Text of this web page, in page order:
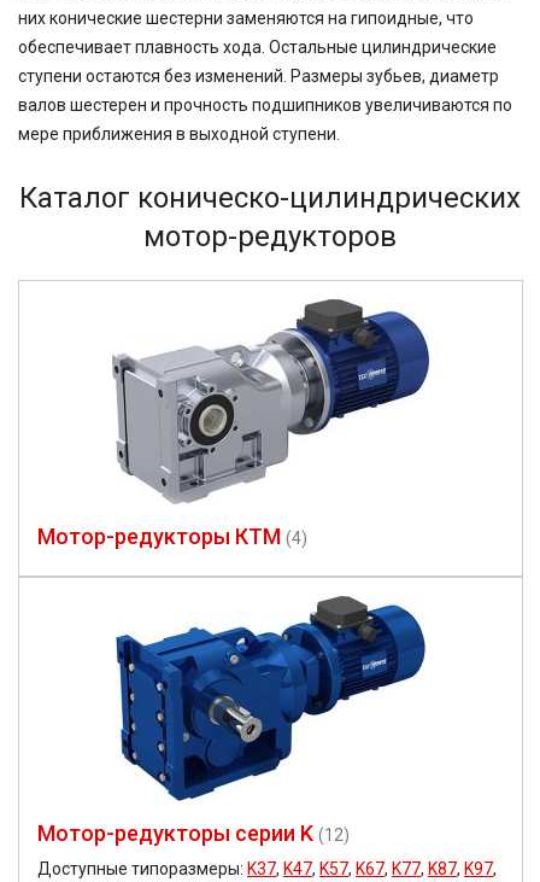
них конические шестерни заменяются на гипоидные, что
обеспечивает плавность хода. Остальные цилиндрические
ступени остаются без изменений. Размеры зубьев, диаметр
валов шестерен и прочность подшипников увеличиваются по
мере приближения в выходной ступени.
Каталог коническо-цилиндрических
мотор-редукторов
Мотор-редукторы КТМ (4)
Мотор-редукторы серии K (12)
Доступные типоразмеры: K37, K47, K57, K67, K77, K87, K97,